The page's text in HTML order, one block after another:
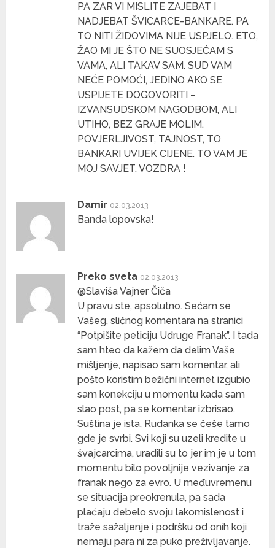
PA ZAR VI MISLITE ZAJEBAT I
NADJEBAT ŠVICARCE-BANKARE. PA
TO NITI ŽIDOVIMA NIJE USPJELO. ETO,
ŽAO MI JE ŠTO NE SUOSJEĆAM S
VAMA, ALI TAKAV SAM. SUD VAM
NEĆE POMOĆI, JEDINO AKO SE
USPIJETE DOGOVORITI –
IZVANSUDSKOM NAGODBOM, ALI
UTIHO, BEZ GRAJE MOLIM.
POVJERLJIVOST, TAJNOST, TO
BANKARI UVIJEK CIJENE. TO VAM JE
MOJ SAVJET. VOZDRA !
Damir 02.03.2013
Banda lopovska!
Preko sveta 02.03.2013
@Slaviša Vajner Čiča
U pravu ste, apsolutno. Sećam se
Vašeg, sličnog komentara na stranici
“Potpišite peticiju Udruge Franak”. I tada
sam hteo da kažem da delim Vaše
mišljenje, napisao sam komentar, ali
pošto koristim bežični internet izgubio
sam konekciju u momentu kada sam
slao post, pa se komentar izbrisao.
Suština je ista, Rudanka se češe tamo
gde je svrbi. Svi koji su uzeli kredite u
švajcarcima, uradili su to jer im je u tom
momentu bilo povoljnije vezivanje za
franak nego za evro. U međuvremenu
se situacija preokrenula, pa sada
plaćaju debelo svoju lakomislenost i
traže sažaljenje i podršku od onih koji
nemaju para ni za puko preživljavanje.